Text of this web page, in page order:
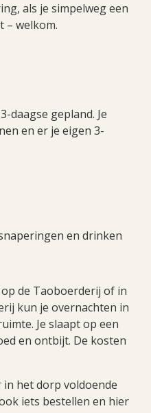
als je simpelweg een
– welkom.
daagse gepland. Je
en er je eigen 3-
en drinken
de Taoboerderij of in
kun je overnachten in
Je slaapt op een
en ontbijt. De kosten
het dorp voldoende
iets bestellen en hier